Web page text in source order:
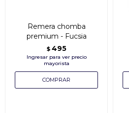
Remera chomba
premium - Fucsia
$ 495